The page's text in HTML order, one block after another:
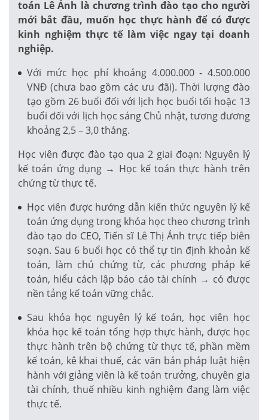
toán Lê Ánh là chương trình đào tạo cho người
mới bắt đầu, muốn học thực hành để có được
kinh nghiệm thực tế làm việc ngay tại doanh
nghiệp.
Với mức học phí khoảng 4.000.000 - 4.500.000
VNĐ (chưa bao gồm các ưu đãi). Thời lượng đào
tạo gồm 26 buổi đối với lịch học buổi tối hoặc 13
buổi đối với lịch học sáng Chủ nhật, tương đương
khoảng 2,5 – 3,0 tháng.
Học viên được đào tạo qua 2 giai đoạn: Nguyên lý
kế toán ứng dụng → Học kế toán thực hành trên
chứng từ thực tế.
Học viên được hướng dẫn kiến thức nguyên lý kế
toán ứng dụng trong khóa học theo chương trình
đào tạo do CEO, Tiến sĩ Lê Thị Ánh trực tiếp biên
soạn. Sau 6 buổi học có thể tự tin định khoản kế
toán, làm chủ chứng từ, các phương pháp kế
toán, hiểu cách lập báo cáo tài chính → có được
nền tảng kế toán vững chắc.
Sau khóa học nguyên lý kế toán, học viên học
khóa học kế toán tổng hợp thực hành, được học
thực hành trên bộ chứng từ thực tế, phần mềm
kế toán, kê khai thuế, các văn bản pháp luật hiện
hành với giảng viên là kế toán trưởng, chuyên gia
tài chính, thuế nhiều kinh nghiệm đang làm việc
thực tế.